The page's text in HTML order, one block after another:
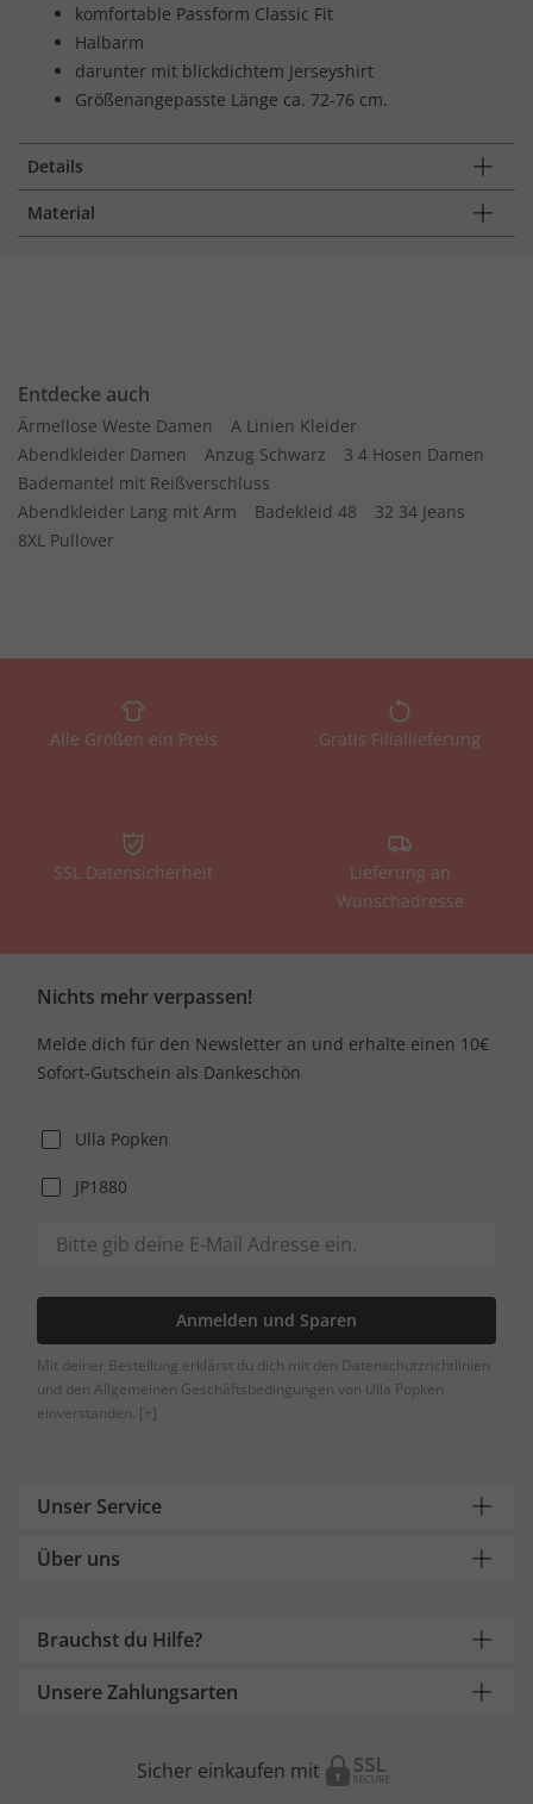
komfortable Passform Classic Fit
Halbarm
darunter mit blickdichtem Jerseyshirt
Größenangepasste Länge ca. 72-76 cm.
Details
Material
Entdecke auch
Ärmellose Weste Damen
A Linien Kleider
Abendkleider Damen
Anzug Schwarz
3 4 Hosen Damen
Bademantel mit Reißverschluss
Abendkleider Lang mit Arm
Badekleid 48
32 34 Jeans
8XL Pullover
Alle Größen ein Preis Gratis Filiallieferung
SSL Datensicherheit
Lieferung an
Wunschadresse
Nichts mehr verpassen!
Melde dich für den Newsletter an und erhalte einen 10€
Sofort-Gutschein als Dankeschön
Ulla Popken
JP1880
Anmelden und Sparen
Mit deiner Bestellung erklärst du dich mit den Datenschutzrichtlinien
und den Allgemeinen Geschäftsbedingungen von Ulla Popken
einverstanden. [+]
Unser Service
Über uns
Brauchst du Hilfe?
Unsere Zahlungsarten
Sicher einkaufen mit